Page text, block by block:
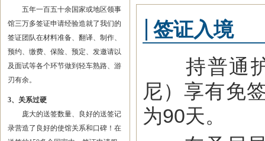
五年一百五十余国家或地区领事
馆三万多签证申请经验造就了我们的
签证团队在材料准备、翻译、制作、
预约、缴费、保险、预定、发邀请以
及面试等各个环节做到轻车熟路、游
刃有余。
3、关系过硬
庞大的送签数量、良好的送签记
录营造了良好的使馆关系和口碑！在
签证入境
持普通护
尼）享有免
为90天。